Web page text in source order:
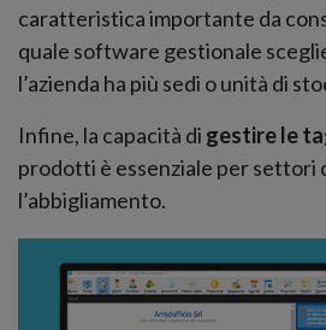
caratteristica importante da
quale software gestionale
l’azienda ha più sedi o unità di
Infine, la capacità di gestire le
prodotti è essenziale per settori
l’abbigliamento.